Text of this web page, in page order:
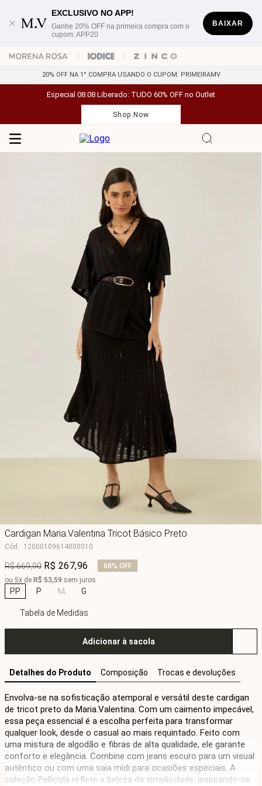
EXCLUSIVO NO APP!
Ganhe 20% OFF na primeira compra com o
cupom: APP20
BAIXAR
20% OFF NA 1° COMPRA USANDO O CUPOM: PRIMEIRAMV
Especial 08.08 Liberado: TUDO 60% OFF no Outlet
Shop Now
Cardigan Maria.Valentina Tricot Básico Preto
Cód.: 12000109614000010
R$669,90 R$ 267,96 60% OFF
ou 5x de R$ 53,59 sem juros
PP P M G
Tabela de Medidas
Adicionar à sacola
Detalhes do Produto Composição Trocas e devoluções
Envolva-se na sofisticação atemporal e versátil deste cardigan
de tricot preto da Maria.Valentina. Com um caimento impecável,
essa peça essencial é a escolha perfeita para transformar
qualquer look, desde o casual ao mais requintado. Feito com
uma mistura de algodão e fibras de alta qualidade, ele garante
conforto e elegância. Combine com jeans escuro para um visual
autêntico ou com uma saia midi para ocasiões especiais. A
coleção Pellicola reflete a beleza da simplicidade, inspirando-se